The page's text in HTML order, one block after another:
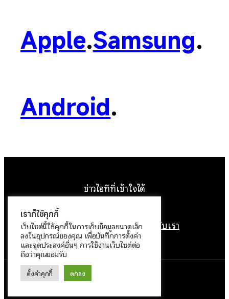
Apple.Samsung.
Android.
ข่าวไอทีที่เข้าใจได้
หน้าแรกติดต่อเราลิขสิทธิ์เกี่ยวกับเรา
นโยบายข้อมูลส่วนบุคคล
ทำงานด้วย
เราก็ใช้คุกกี้
เว็บไซต์นี้ใช้คุกกี้ในการเก็บข้อมูลขนาดเล็ก
ลงในอุปกรณ์ของคุณ เพื่อบันทึกการตั้งค่า
และจุดประสงค์อื่นๆ การใช้งานเว็บไซต์ต่อ
ถือว่าคุณยอมรับ
ตั้งค่าคุกกี้ ตกลง